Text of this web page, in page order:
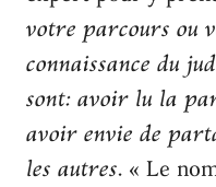
votre parcours ou
connaissance du
sont: avoir lu la
avoir envie de
les autres. « Le